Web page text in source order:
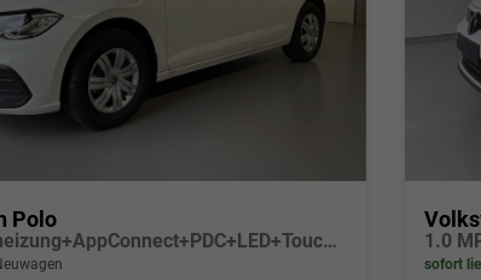
Polo
1.0 MPI Sitzheizung+AppConnect+PDC+LED+Touch+Lichtsensor+MultiLenkrad
sofort